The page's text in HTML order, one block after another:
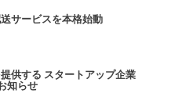
サービスを本格始動
供する スタートアップ企業
知らせ